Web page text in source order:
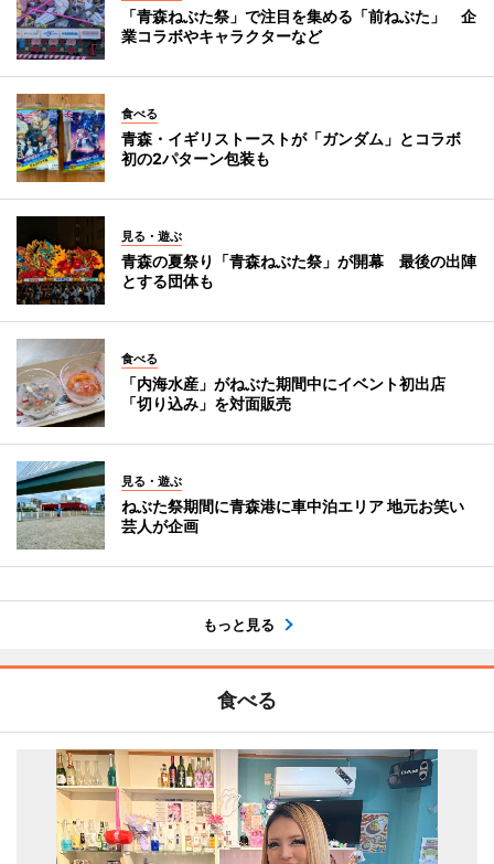
「青森ねぶた祭」で注目を集める「前ねぶた」 企
業コラボやキャラクターなど
食べる
青森・イギリストーストが「ガンダム」とコラボ
初の2パターン包装も
見る・遊ぶ
青森の夏祭り「青森ねぶた祭」が開幕 最後の出陣
とする団体も
食べる
「内海水産」がねぶた期間中にイベント初出店
「切り込み」を対面販売
見る・遊ぶ
ねぶた祭期間に青森港に車中泊エリア 地元お笑い
芸人が企画
もっと見る
食べる